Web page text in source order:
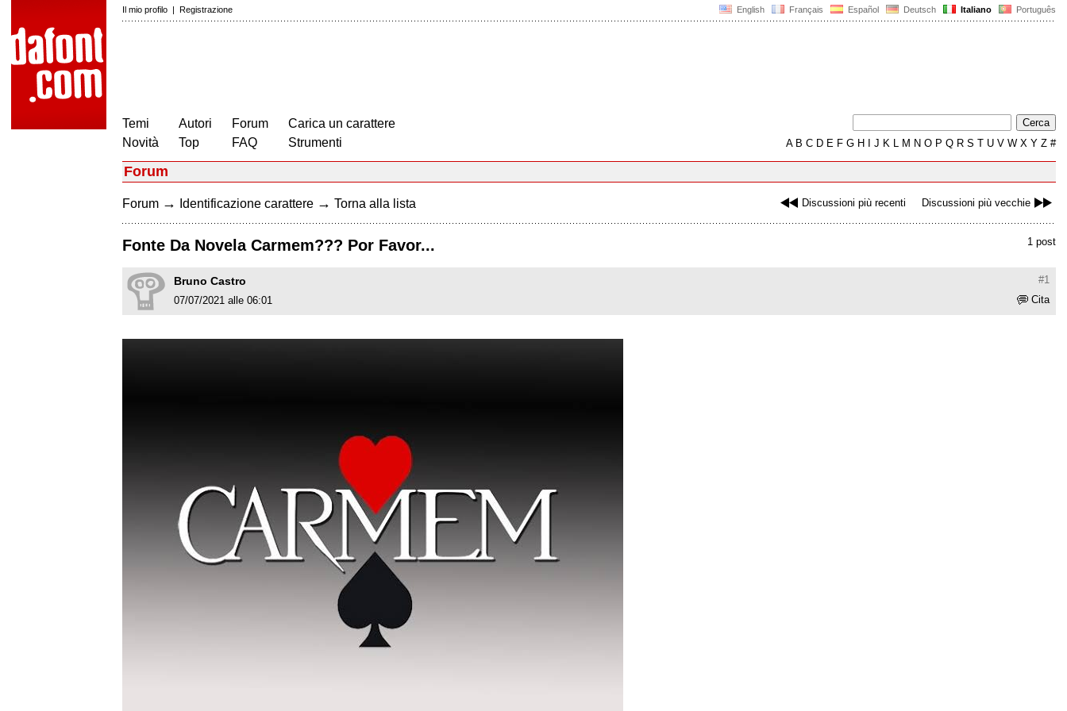
English Français Español Deutsch Italiano Português
Il mio profilo | Registrazione
Temi
Novità
Autori
Top
Forum
FAQ
Carica un carattere
Strumenti
AB C D E F G H J K L M N O P Q R S T U V W X Y Z #
Forum
Discussioni più recenti Discussioni più vecchie
Forum → Identificazione carattere → Torna alla lista
1 post
Fonte Da Novela Carmem??? Por Favor...
#1
Bruno Castro
Cita
07/07/2021 alle 06:01